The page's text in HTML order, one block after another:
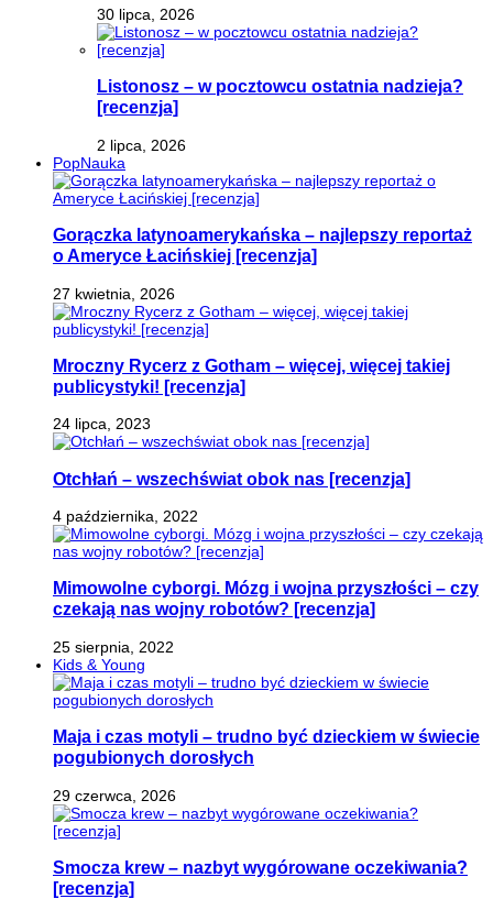
30 lipca, 2026
Listonosz – w pocztowcu ostatnia nadzieja?
[recenzja]
2 lipca, 2026
PopNauka
Gorączka latynoamerykańska – najlepszy reportaż
o Ameryce Łacińskiej [recenzja]
27 kwietnia, 2026
Mroczny Rycerz z Gotham – więcej, więcej takiej
publicystyki! [recenzja]
24 lipca, 2023
Otchłań – wszechświat obok nas [recenzja]
4 października, 2022
Mimowolne cyborgi. Mózg i wojna przyszłości – czy
czekają nas wojny robotów? [recenzja]
25 sierpnia, 2022
Kids & Young
Maja i czas motyli – trudno być dzieckiem w świecie
pogubionych dorosłych
29 czerwca, 2026
Smocza krew – nazbyt wygórowane oczekiwania?
[recenzja]